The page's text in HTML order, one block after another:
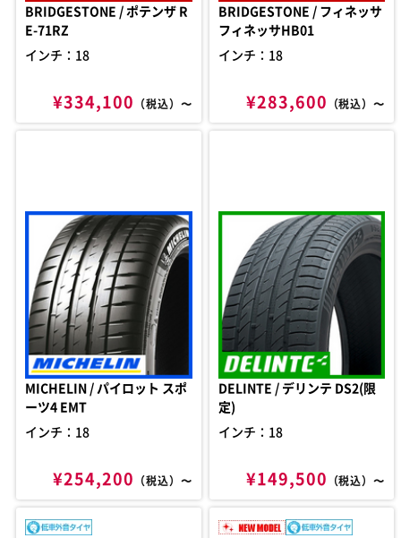
BRIDGESTONE / ポテンザ R
E-71RZ
インチ：18
¥334,100 （税込）〜
BRIDGESTONE / フィネッサ
フィネッサHB01
インチ：18
¥283,600 （税込）〜
MICHELIN / パイロット スポ
ーツ4 EMT
インチ：18
¥254,200 （税込）〜
DELINTE / デリンテ DS2(限
定)
インチ：18
¥149,500 （税込）〜